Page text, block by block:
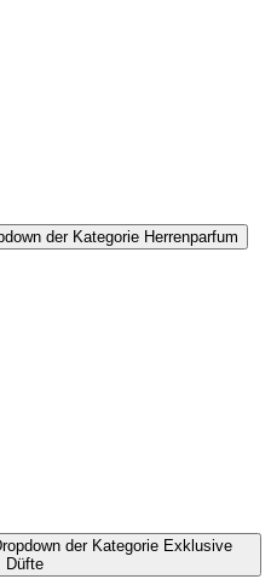
der Kategorie Herrenparfum
der Kategorie Exklusive
Düfte